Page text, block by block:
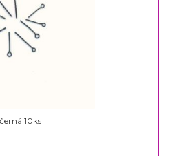
10ks